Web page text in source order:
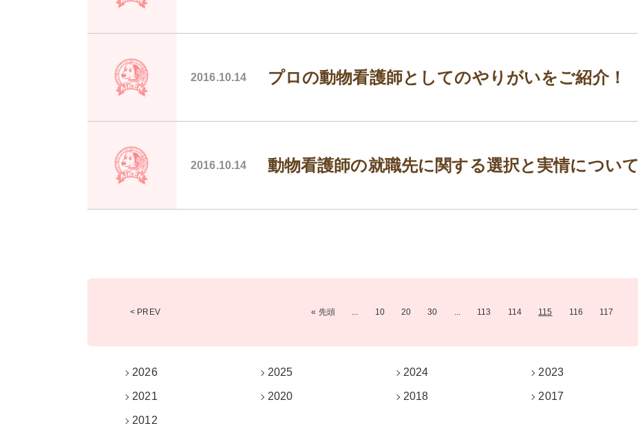
2016.10.14 プロの動物看護師としてのやりがいをご紹介！
2016.10.14 動物看護師の就職先に関する選択と実情について
« 先頭
< PREV 10 20 30 113 114 115 116 117
2026 2025 2024 2023
2021 2020 2018 2017
2012